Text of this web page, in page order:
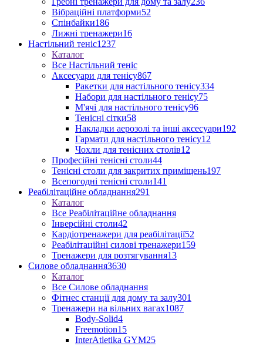
Вібраційні платформи52
Спінбайки186
Лижні тренажери16
Настільний теніс1237
Каталог
Все Настільний теніс
Аксесуари для тенісу867
Ракетки для настільного тенісу334
Набори для настільного тенісу75
М'ячі для настільного тенісу96
Тенісні сітки58
Накладки аерозолі та інші аксесуари192
Гармати для настільного тенісу12
Чохли для тенісних столів12
Професійні тенісні столи44
Тенісні столи для закритих приміщень197
Всепогодні тенісні столи141
Реабілітаційне обладнання291
Каталог
Все Реабілітаційне обладнання
Інверсійні столи42
Кардіотренажери для реабілітації52
Реабілітаційні силові тренажери159
Тренажери для розтягування13
Силове обладнання3630
Каталог
Все Силове обладнання
Фітнес станції для дому та залу301
Тренажери на вільних вагах1087
Body-Solid4
Freemotion15
InterAtletika GYM25